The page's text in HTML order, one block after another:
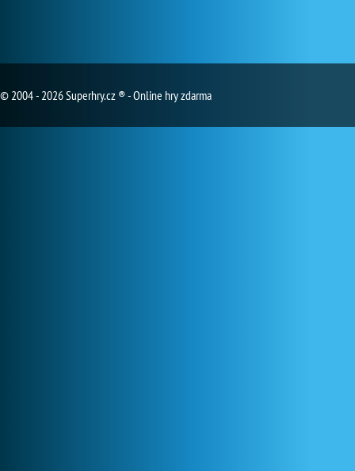
© 2004 - 2026 Superhry.cz ® - Online hry zdarma